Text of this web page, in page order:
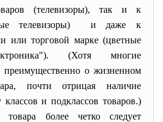
(телевизоры), так и к
телевизоры) и даже к
или торговой марке (цветные
(Хотя многие
преимущественно о жизненном
почти отрицая наличие
и подклассов товаров.)
товара более четко следует